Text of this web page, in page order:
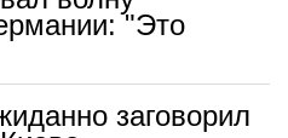
"Это
заговорил